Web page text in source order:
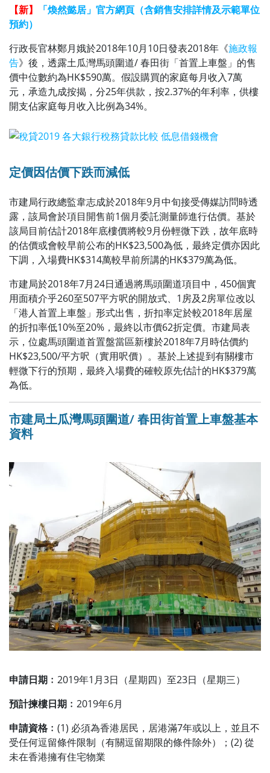
【新】
「煥然懿居」官方網頁（含銷售安排詳情及示範單位
預約）
行政長官林鄭月娥於2018年10月10日發表2018年《施政報
告》後，透露土瓜灣馬頭圍道/ 春田街「首置上車盤」的售
價中位數約為HK$590萬。假設購買的家庭每月收入7萬
元，承造九成按揭，分25年供款，按2.37%的年利率，供樓
開支佔家庭每月收入比例為34%。
定價因估價下跌而減低
市建局行政總監韋志成於2018年9月中旬接受傳媒訪問時透
露，該局會於項目開售前1個月委託測量師進行估價。基於
該局目前估計2018年底樓價將較9月份輕微下跌，故年底時
的估價或會較早前公布的HK$23,500為低，最終定價亦因此
下調，入場費HK$314萬較早前所講的HK$379萬為低。
市建局於2018年7月24日通過將馬頭圍道項目中，450個實
用面積介乎260至507平方呎的開放式、1房及2房單位改以
「港人首置上車盤」形式出售，折扣率定於較2018年居屋
的折扣率低10%至20%，最終以市價62折定價。 市建局表
示，位處馬頭圍道首置盤當區新樓於2018年7月時估價約
HK$23,500/平方呎（實用呎價）。基於上述提到有關樓市
輕微下行的預期，最終入場費的確較原先估計的HK$379萬
為低。
市建局土瓜灣馬頭圍道/ 春田街首置上車盤基本
資料
申請日期﹕ 2019年1月3日（星期四）至23日（星期三）
預計揀樓日期﹕ 2019年6月
申請資格﹕ (1) 必須為香港居民，居港滿7年或以上，並且不
受任何逗留條件限制（有關逗留期限的條件除外）；(2) 從
未在香港擁有住宅物業